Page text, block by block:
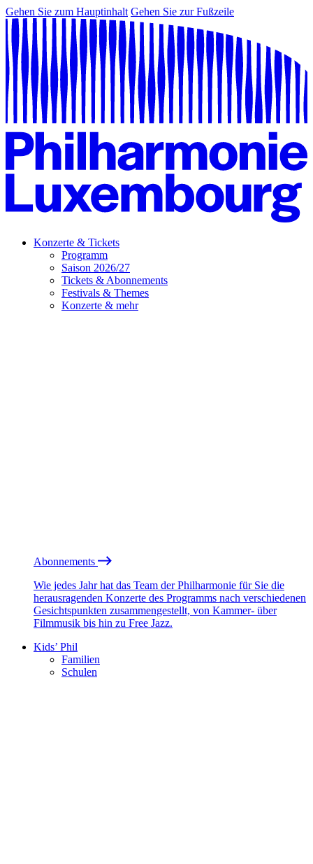
Gehen Sie zum Hauptinhalt Gehen Sie zur Fußzeile
Konzerte & Tickets
Programm
Saison 2026/27
Tickets & Abonnements
Festivals & Themes
Konzerte & mehr
Abonnements
Wie jedes Jahr hat das Team der Philharmonie für Sie die
herausragenden Konzerte des Programms nach verschiedenen
Gesichtspunkten zusammengestellt, von Kammer- über
Filmmusik bis hin zu Free Jazz.
Kids’ Phil
Familien
Schulen